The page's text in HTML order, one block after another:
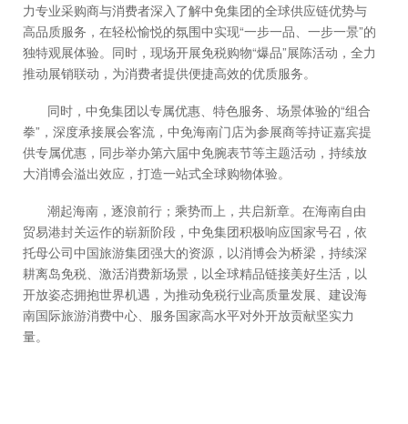
力专业采购商与消费者深入了解中免集团的全球供应链优势与
高品质服务，在轻松愉悦的氛围中实现“一步一品、一步一景”的
独特观展体验。同时，现场开展免税购物“爆品”展陈活动，全力
推动展销联动，为消费者提供便捷高效的优质服务。
同时，中免集团以专属优惠、特色服务、场景体验的“组合
拳”，深度承接展会客流，中免海南门店为参展商等持证嘉宾提
供专属优惠，同步举办第六届中免腕表节等主题活动，持续放
大消博会溢出效应，打造一站式全球购物体验。
潮起海南，逐浪前行；乘势而上，共启新章。在海南自由
贸易港封关运作的崭新阶段，中免集团积极响应国家号召，依
托母公司中国旅游集团强大的资源，以消博会为桥梁，持续深
耕离岛免税、激活消费新场景，以全球精品链接美好生活，以
开放姿态拥抱世界机遇，为推动免税行业高质量发展、建设海
南国际旅游消费中心、服务国家高水平对外开放贡献坚实力
量。